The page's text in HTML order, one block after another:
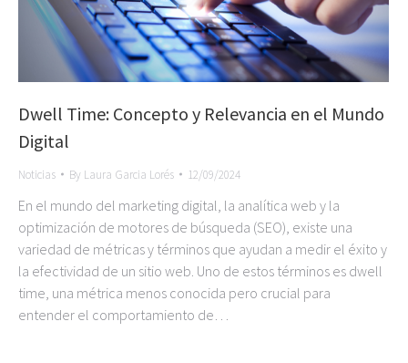
Dwell Time: Concepto y Relevancia en el Mundo
Digital
Noticias By Laura Garcia Lorés 12/09/2024
En el mundo del marketing digital, la analítica web y la
optimización de motores de búsqueda (SEO), existe una
variedad de métricas y términos que ayudan a medir el éxito y
la efectividad de un sitio web. Uno de estos términos es dwell
time, una métrica menos conocida pero crucial para
entender el comportamiento de…